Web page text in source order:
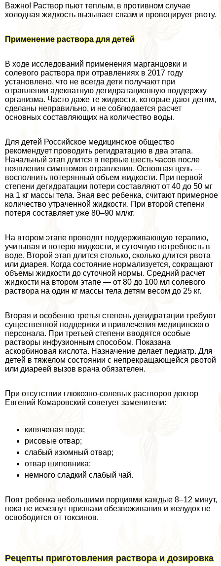
Важно! Раствор пьют теплым, в противном случае
холодная жидкость вызывает спазм и провоцирует рвоту.
Применение раствора для детей
В ходе исследований применения марганцовки и
солевого раствора при отравлениях в 2017 году
установлено, что не всегда дети получают при
отравлении адекватную дегидратационную поддержку
организма. Часто даже те жидкости, которые дают детям,
сделаны неправильно, и не соблюдается расчет
основных составляющих на количество воды.
Для детей Российское медицинское общество
рекомендует проводить регидратацию в два этапа.
Начальный этап длится в первые шесть часов после
появления симптомов отравления. Основная цель —
восполнить потерянный объем жидкости. При первой
степени дегидратации потери составляют от 40 до 50 мг
на 1 кг массы тела. Зная вес ребенка, считают примерное
количество утраченной жидкости. При второй степени
потеря составляет уже 80–90 мл/кг.
На втором этапе проводят поддерживающую терапию,
учитывая и потерю жидкости, и суточную потребность в
воде. Второй этап длится столько, сколько длится рвота
или диарея. Когда состояние нормализуется, сокращают
объемы жидкости до суточной нормы. Средний расчет
жидкости на втором этапе — от 80 до 100 мл солевого
раствора на один кг массы тела детям весом до 25 кг.
Вторая и особенно третья степень дегидратации требуют
существенной поддержки и привлечения медицинского
персонала. При третьей степени вводятся особые
растворы инфузионным способом. Показана
аскорбиновая кислота. Назначение делает педиатр. Для
детей в тяжелом состоянии с непрекращающейся рвотой
или диареей вызов врача обязателен.
При отсутствии глюкозно-солевых растворов доктор
Евгений Комаровский советует заменители:
кипяченая вода;
рисовые отвар;
слабый изюмный отвар;
отвар шиповника;
немного сладкий слабый чай.
Поят ребенка небольшими порциями каждые 8–12 минут,
пока не исчезнут признаки обезвоживания и желудок не
освободится от токсинов.
Рецепты приготовления раствора и дозировка